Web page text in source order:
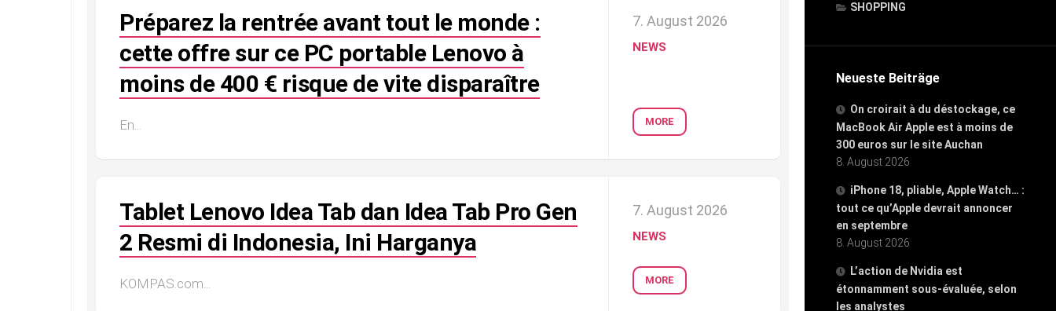
SHOPPING
Neueste Beiträge
On croirait à du déstockage, ce
MacBook Air Apple est à moins de
300 euros sur le site Auchan
8. August 2026
iPhone 18, pliable, Apple Watch… :
tout ce qu’Apple devrait annoncer
en septembre
8. August 2026
L’action de Nvidia est
étonnamment sous-évaluée, selon
les analystes
Préparez la rentrée avant tout le monde :
cette offre sur ce PC portable Lenovo à
moins de 400 € risque de vite disparaître
En...
7. August 2026
NEWS
MORE
Tablet Lenovo Idea Tab dan Idea Tab Pro Gen
2 Resmi di Indonesia, Ini Harganya
KOMPAS.com...
7. August 2026
NEWS
MORE